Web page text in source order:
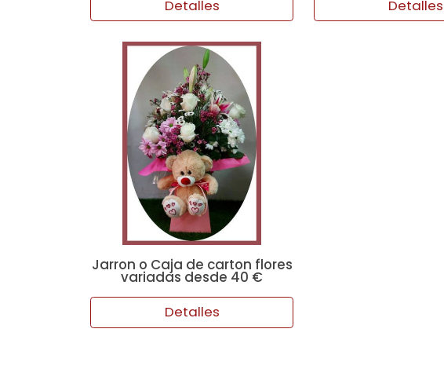
Detalles
Detalles
Jarron o Caja de carton flores
variadas desde 40 €
Detalles